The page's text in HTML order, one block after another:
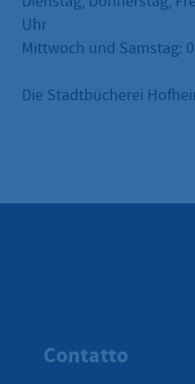
Uhr
Mittwoch und Samstag:
Die Stadtbücherei
Contatto